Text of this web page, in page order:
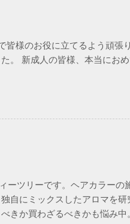
皆様のお役に立てるよう頑張
。 新成人の皆様、本当におめ
ーツリーです。ヘアカラーの
自にミックスしたアロマを
きか買わざるべきかも悩み中。